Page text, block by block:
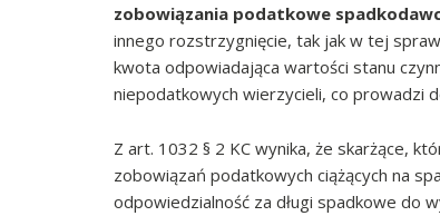
zobowiązania podatkowe
innego rozstrzygnięcie, tak jak w tej
kwota odpowiadająca wartości stanu
niepodatkowych wierzycieli, co prowadzi
Z art. 1032 § 2 KC wynika, że skarżące,
zobowiązań podatkowych ciążących na
odpowiedzialność za długi spadkowe do